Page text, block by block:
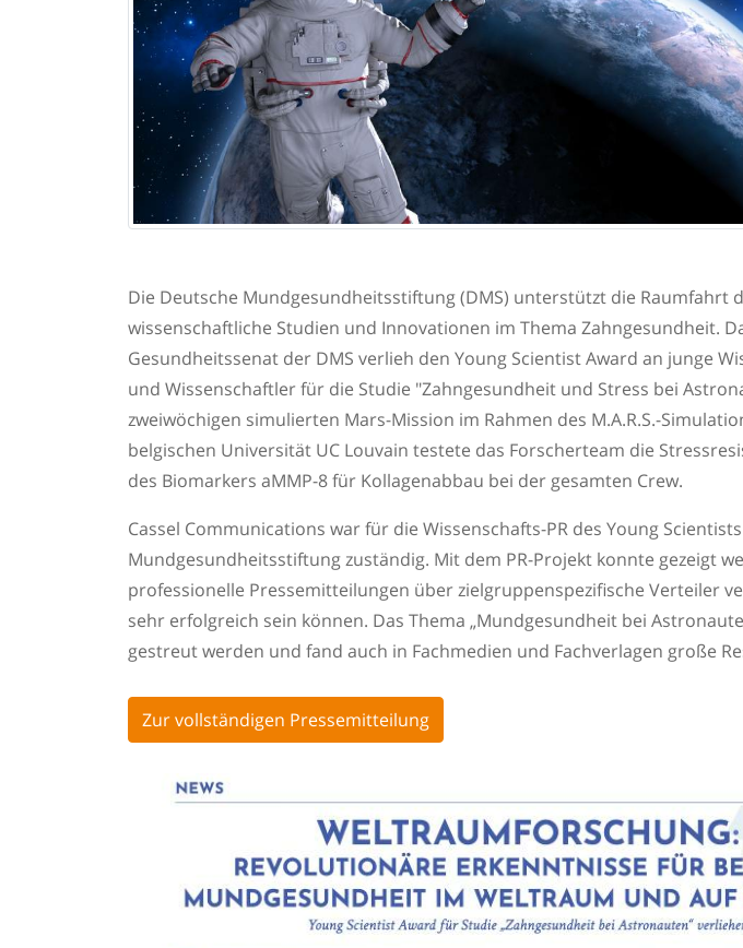
Die Deutsche Mundgesundheitsstiftung (DMS) unterstützt die Raumfahrt
wissenschaftliche Studien und Innovationen im Thema Zahngesundheit.
Gesundheitssenat der DMS verlieh den Young Scientist Award an junge
und Wissenschaftler für die Studie "Zahngesundheit und Stress bei
zweiwöchigen simulierten Mars-Mission im Rahmen des M.A.R.S.-
belgischen Universität UC Louvain testete das Forscherteam die
des Biomarkers aMMP-8 für Kollagenabbau bei der gesamten Crew.
Cassel Communications war für die Wissenschafts-PR des Young
Mundgesundheitsstiftung zuständig. Mit dem PR-Projekt konnte gezeigt
professionelle Pressemitteilungen über zielgruppenspezifische Verteiler
sehr erfolgreich sein können. Das Thema „Mundgesundheit bei
gestreut werden und fand auch in Fachmedien und Fachverlagen große
Zur vollständigen Pressemitteilung